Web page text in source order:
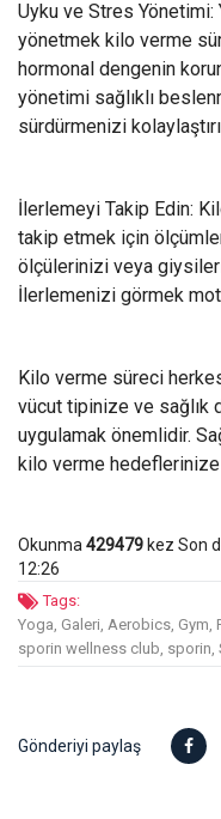
Uyku ve Stres
yönetmek kilo verme
hormonal dengenin
yönetimi sağlıklı
sürdürmenizi
İlerlemeyi Takip Edin:
takip etmek için ölçümler
ölçülerinizi veya
İlerlemenizi görmek
Kilo verme süreci
vücut tipinize ve sağlık
uygulamak önemlidir.
kilo verme hedeflerinize
Okunma 429479 kez Son
12:26
Tags:
Yoga, Galeri, Aerobics, Gym,
sporin wellness club, sporin,
Gönderiyi paylaş